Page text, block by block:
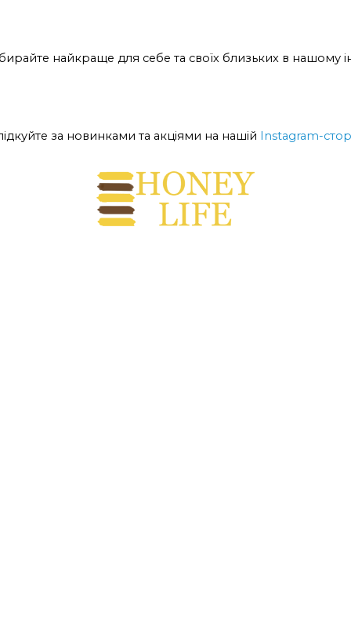
найкраще для себе та своїх близьких в нашому
за новинками та акціями на нашій Instagram-